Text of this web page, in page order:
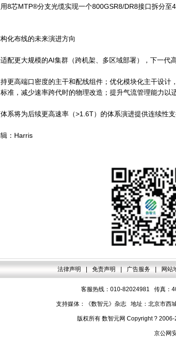
芯MTP®分支光缆实现一个800GSR8/DR8接口拆分至4
布线的未来演进方向
更大规模的AI集群（跨机架、多区域部署），下一代高
高端口密度的主干和配线组件；优化模块化主干设计
准，减少速率跨代时的物理改造；提升气流管理能力以
将为后续更高速率（>1.6T）的体系演进提供连续性支
Harris
法律声明 免责声明 广告服务 网站
客服热线：010-82024981 传真：
支持媒体：《数智元》杂志 地址：北京市西
版权所有 数智元网 Copyright ?
京公网